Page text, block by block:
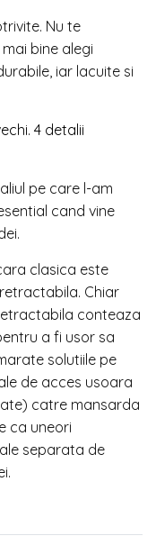
Nu te
bine alegi
iar lacuite si
4 detalii
pe care l-am
cand vine
clasica este
Chiar
conteaza
a fi usor sa
solutiile pe
de acces usoara
catre mansarda
ca uneori
separata de